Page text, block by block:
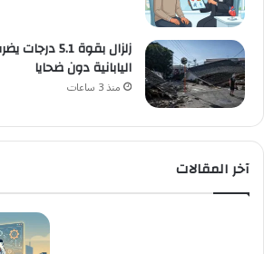
زلزال بقوة
اليابانية دون ضحايا
منذ 3 ساعات
آخر المقالات